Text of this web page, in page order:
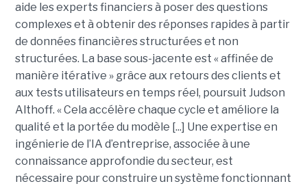
aide les experts financiers à poser des questions
complexes et à obtenir des réponses rapides à partir
de données financières structurées et non
structurées. La base sous-jacente est « affinée de
manière itérative » grâce aux retours des clients et
aux tests utilisateurs en temps réel, poursuit Judson
Althoff. « Cela accélère chaque cycle et améliore la
qualité et la portée du modèle [...] Une expertise en
ingénierie de l’IA d’entreprise, associée à une
connaissance approfondie du secteur, est
nécessaire pour construire un système fonctionnant